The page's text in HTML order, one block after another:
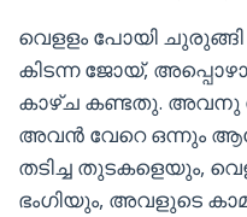
വെളളം പോയി
കിടന്ന ജോയ്,
കാഴ്ച കണ്ടതു. അവനു
അവൻ വേറെ ഒന്നും
തടിച്ച തുടകളെയും,
ഭംഗിയും, അവളുടെ